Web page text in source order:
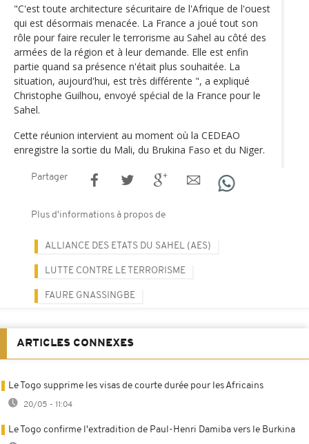
"C'est toute architecture sécuritaire de l'Afrique de l'ouest
qui est désormais menacée. La France a joué tout son
rôle pour faire reculer le terrorisme au Sahel au côté des
armées de la région et à leur demande. Elle est enfin
partie quand sa présence n'était plus souhaitée. La
situation, aujourd'hui, est très différente ", a expliqué
Christophe Guilhou, envoyé spécial de la France pour le
Sahel.
Cette réunion intervient au moment où la CEDEAO
enregistre la sortie du Mali, du Brukina Faso et du Niger.
Partager
Plus d'informations à propos de
ALLIANCE DES ETATS DU SAHEL (AES)
LUTTE CONTRE LE TERRORISME
FAURE GNASSINGBE
ARTICLES CONNEXES
Le Togo supprime les visas de courte durée pour les Africains
20/05 - 11:04
Le Togo confirme l'extradition de Paul-Henri Damiba vers le Burkina